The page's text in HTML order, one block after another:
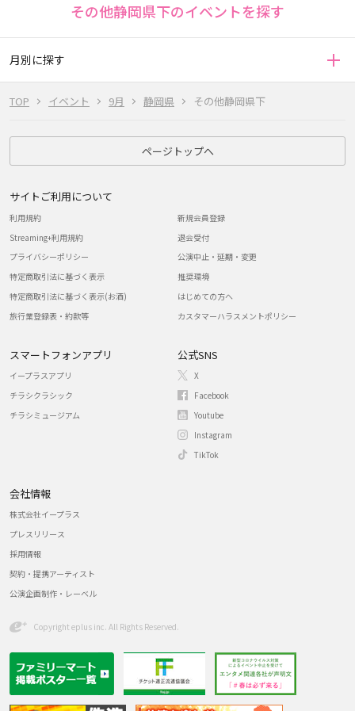
TOP イベント 9月 静岡県 その他静岡県下
その他静岡県下のイベントを探す
月別に探す
ページトップへ
サイトご利用について
利用規約
Streaming+利用規約
プライバシーポリシー
特定商取引法に基づく表示
特定商取引法に基づく表示(お酒)
旅行業登録表・約款等
新規会員登録
退会受付
公演中止・延期・変更
推奨環境
はじめての方へ
カスタマーハラスメントポリシー
スマートフォンアプリ
イープラスアプリ
チラシクラシック
チラシミュージアム
公式SNS
X
Facebook
Youtube
Instagram
TikTok
会社情報
株式会社イープラス
プレスリリース
採用情報
契約・提携アーティスト
公演企画制作・レーベル
Copyright eplus inc. All Rights Reserved.